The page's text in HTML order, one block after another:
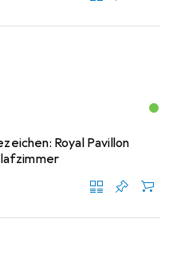
Royal Pavillon